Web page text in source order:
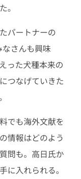
。
パートナーの
さんも興味
った犬種本来の
つなげていきた
でも海外文献を
情報はどのよう
問も。高日氏か
に入れられる。